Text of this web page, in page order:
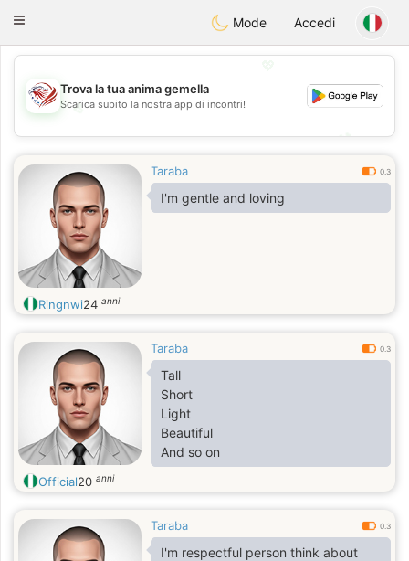
StatesDating
Toggle
Mode Accedi
💖
💕
Trova la tua anima gemella
Scarica subito la nostra app di incontri!
Taraba 0.3
I'm gentle and loving
Ringnwi24 anni
Taraba 0.3
Tall
Short
Light
Beautiful
And so on
Official20 anni
Taraba 0.3
I'm respectful person think about